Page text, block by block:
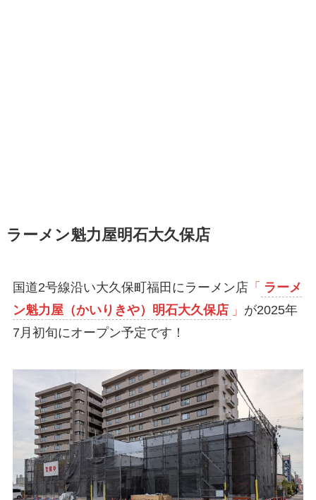
ラーメン魁力屋明石大久保店
国道2号線沿い大久保町福田にラーメン店「 ラーメ
ン魁力屋（かいりきや）明石大久保店 」 が2025年
7月初旬にオープン予定です！